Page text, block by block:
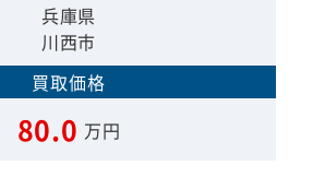
兵庫県
川西市
買取価格
80.0 万円